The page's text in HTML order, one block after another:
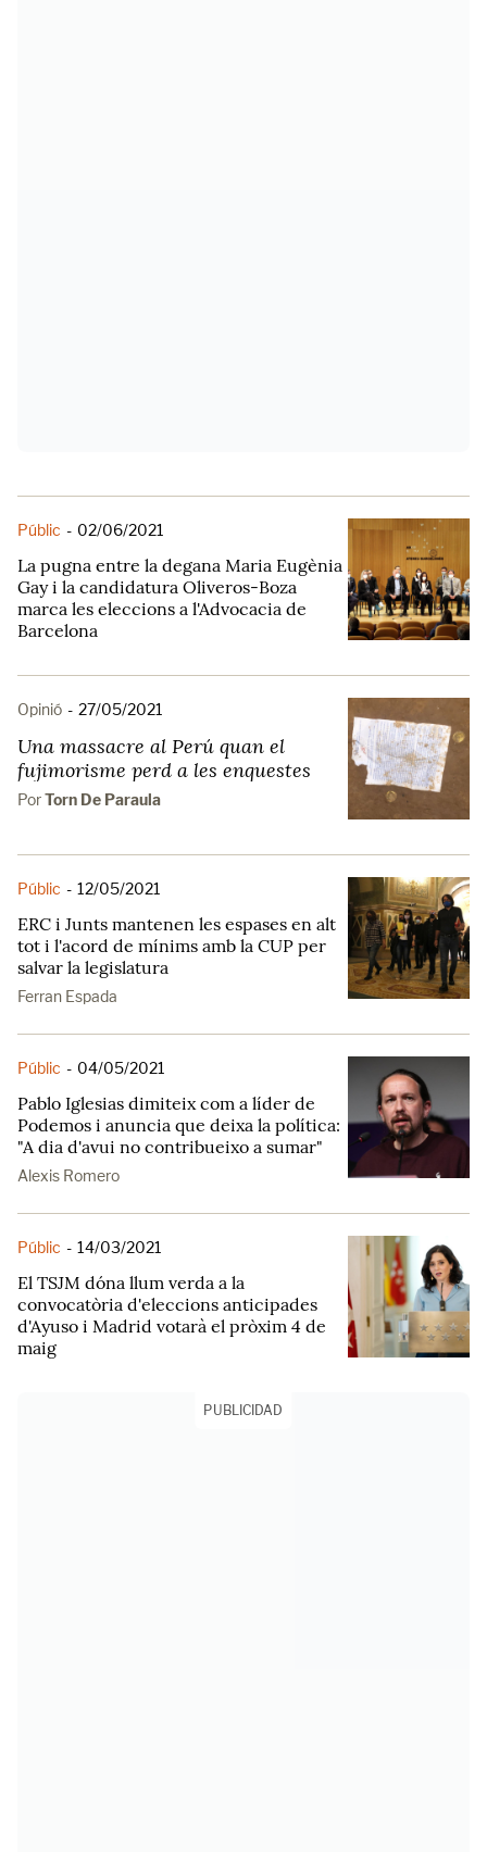
Públic - 02/06/2021
La pugna entre la degana Maria Eugènia
Gay i la candidatura Oliveros-Boza
marca les eleccions a l'Advocacia de
Barcelona
Opinió - 27/05/2021
Una massacre al Perú quan el
fujimorisme perd a les enquestes
PorTorn De Paraula
Públic - 12/05/2021
ERC i Junts mantenen les espases en alt
tot i l'acord de mínims amb la CUP per
salvar la legislatura
Ferran Espada
Públic - 04/05/2021
Pablo Iglesias dimiteix com a líder de
Podemos i anuncia que deixa la política:
"A dia d'avui no contribueixo a sumar"
Alexis Romero
Públic - 14/03/2021
El TSJM dóna llum verda a la
convocatòria d'eleccions anticipades
d'Ayuso i Madrid votarà el pròxim 4 de
maig
PUBLICIDAD